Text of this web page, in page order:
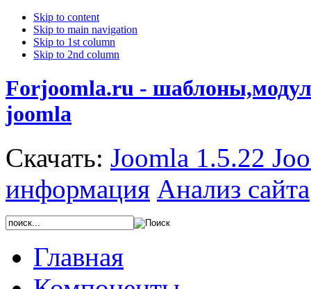
Skip to content
Skip to main navigation
Skip to 1st column
Skip to 2nd column
Forjoomla.ru -
joomla
Скачать: Joomla 1.5.22
информация Анализ сайта
Главная